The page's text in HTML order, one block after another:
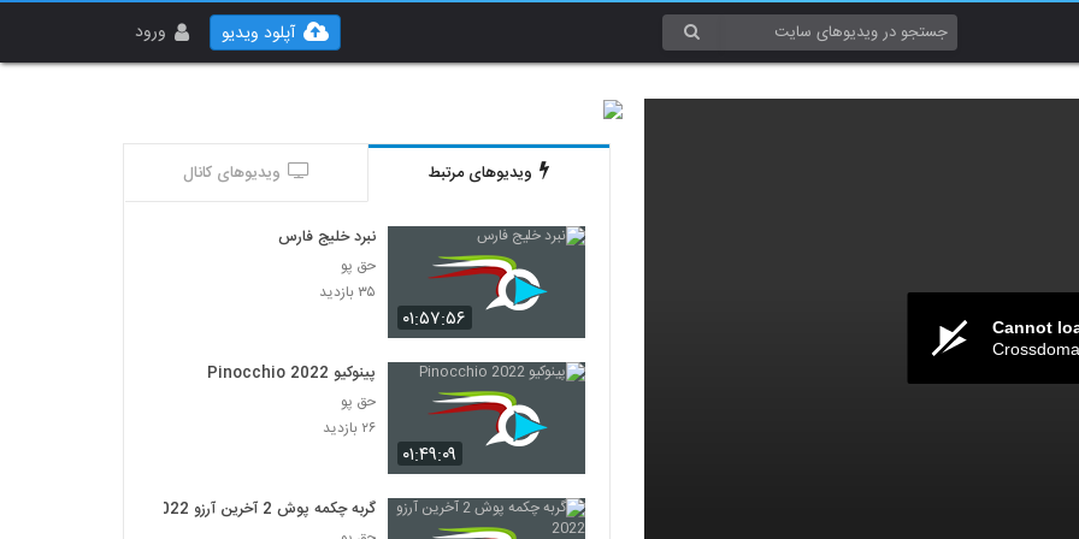
ورود آپلود ویدیو
Cannot
ویدیوهای مرتبط ویدیوهای کانال
۰۱:۵۷:۵۶
نبرد خلیج فارس
حق پو
۳۵ بازدید
۰۱:۴۹:۰۹
پینوکیو Pinocchio 2022
حق پو
۲۶ بازدید
گربه چکمه پوش 2 آخرین آرزو 2022